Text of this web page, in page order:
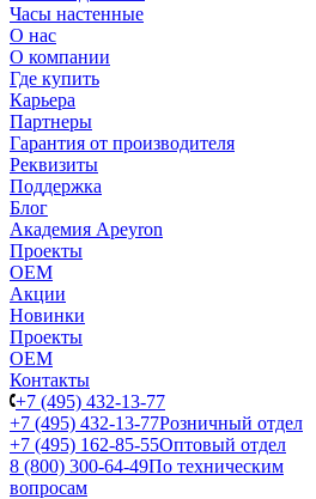
Часы настенные
О нас
О компании
Где купить
Карьера
Партнеры
Гарантия от производителя
Реквизиты
Поддержка
Блог
Академия Apeyron
Проекты
ОЕМ
Акции
Новинки
Проекты
ОЕМ
Контакты
+7 (495) 432-13-77
+7 (495) 432-13-77Розничный отдел
+7 (495) 162-85-55Оптовый отдел
8 (800) 300-64-49По техническим
вопросам